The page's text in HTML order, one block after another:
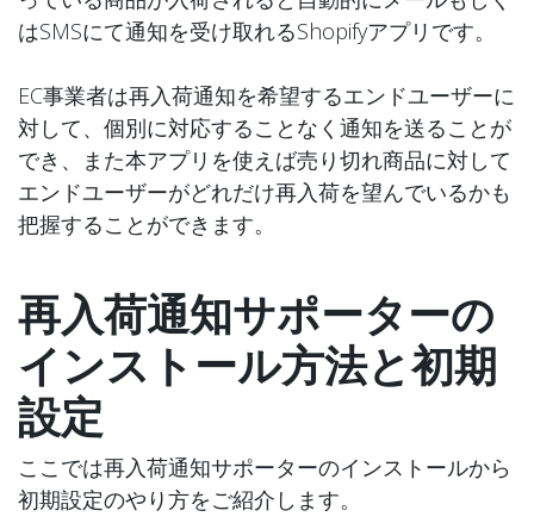
はSMSにて通知を受け取れるShopifyアプリです。
EC事業者は再入荷通知を希望するエンドユーザーに
対して、個別に対応することなく通知を送ることが
でき、また本アプリを使えば売り切れ商品に対して
エンドユーザーがどれだけ再入荷を望んでいるかも
把握することができます。
再入荷通知サポーターの
インストール方法と初期
設定
ここでは再入荷通知サポーターのインストールから
初期設定のやり方をご紹介します。